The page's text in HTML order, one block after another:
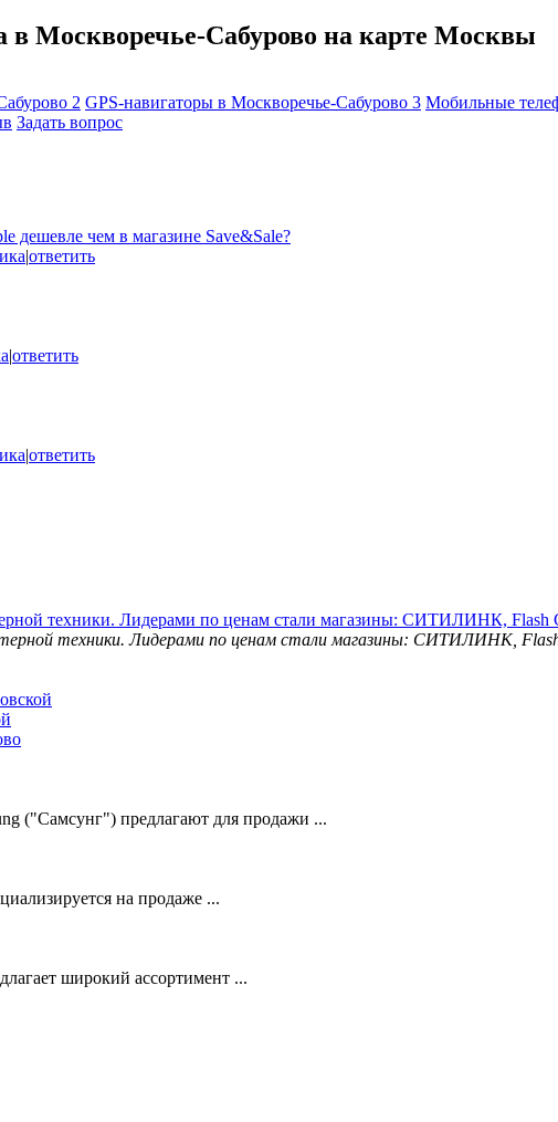
в Москворечье-Сабурово на карте Москвы
2 GPS-навигаторы в Москворечье-Сабурово 3 Мобильные
Задать вопрос
чем в магазине Save&Sale?
|ответить
|ответить
|ответить
техники. Лидерами по ценам стали магазины: СИТИЛИНК, Flash
("Самсунг") предлагают для продажи ...
на продаже ...
широкий ассортимент ...